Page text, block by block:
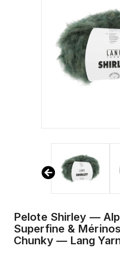
Pelote Shirley —
Superfine &
Chunky — Lang